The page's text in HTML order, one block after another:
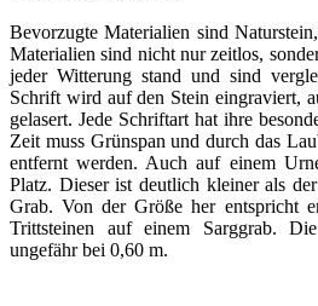
Bevorzugte Materialien sind
Materialien sind nicht nur zeitlos,
jeder Witterung stand und sind
Schrift wird auf den Stein eingraviert,
gelasert. Jede Schriftart hat ihre
Zeit muss Grünspan und durch das
entfernt werden. Auch auf einem
Platz. Dieser ist deutlich kleiner als
Grab. Von der Größe her entspricht
Trittsteinen auf einem Sarggrab.
ungefähr bei 0,60 m.